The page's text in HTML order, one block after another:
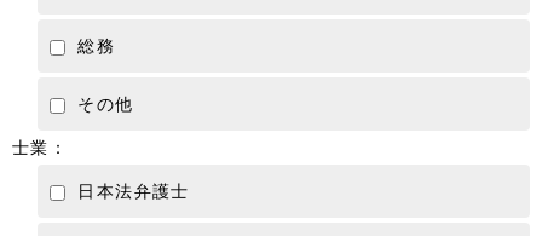
総務
その他
士業：
日本法弁護士